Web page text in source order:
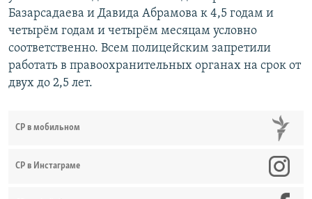
Базарсадаева и Давида Абрамова к 4,5 годам и
четырём годам и четырём месяцам условно
соответственно. Всем полицейским запретили
работать в правоохранительных органах на срок от
двух до 2,5 лет.
СР в мобильном
СР в Инстаграме